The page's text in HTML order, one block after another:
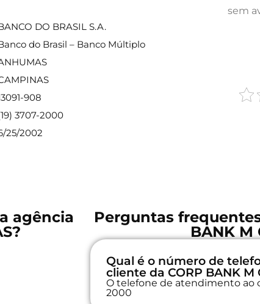
DO BRASIL S.A.
do Brasil – Banco Múltiplo
908
3707-2000
25/2002
sem
agência
Perguntas
BANK M
Qual é o número de
cliente da CORP BANK M
O telefone de atendimento ao
2000